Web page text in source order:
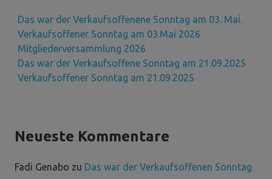
Das war der Verkaufsoffenene Sonntag am 03. Mai.
Verkaufsoffener Sonntag am 03.Mai 2026
Mitgliederversammlung 2026
Das war der Verkaufsoffene Sonntag am 21.09.2025
Verkaufsoffener Sonntag am 21.09.2025
Neueste Kommentare
Fadi Genabo zu Das war der Verkaufsoffenen Sonntag